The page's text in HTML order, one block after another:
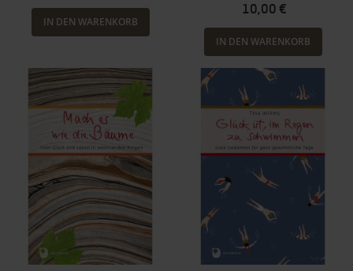
IN DEN WARENKORB
10,00 €
IN DEN WARENKORB